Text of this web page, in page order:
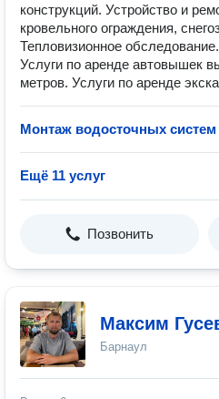
конструкций. Устройство и
кровельного ограждения,
Тепловизионное
Услуги по аренде автовышек
метров. Услуги по аренде
Монтаж водосточных систем
Ещё 11 услуг
Позвонить
Максим
Барнаул